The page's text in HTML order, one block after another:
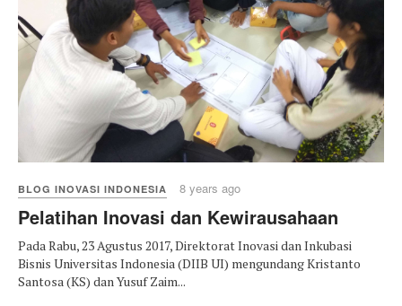
BLOG INOVASI INDONESIA 8 years ago
Pelatihan Inovasi dan Kewirausahaan
Pada Rabu, 23 Agustus 2017, Direktorat Inovasi dan Inkubasi
Bisnis Universitas Indonesia (DIIB UI) mengundang Kristanto
Santosa (KS) dan Yusuf Zaim...